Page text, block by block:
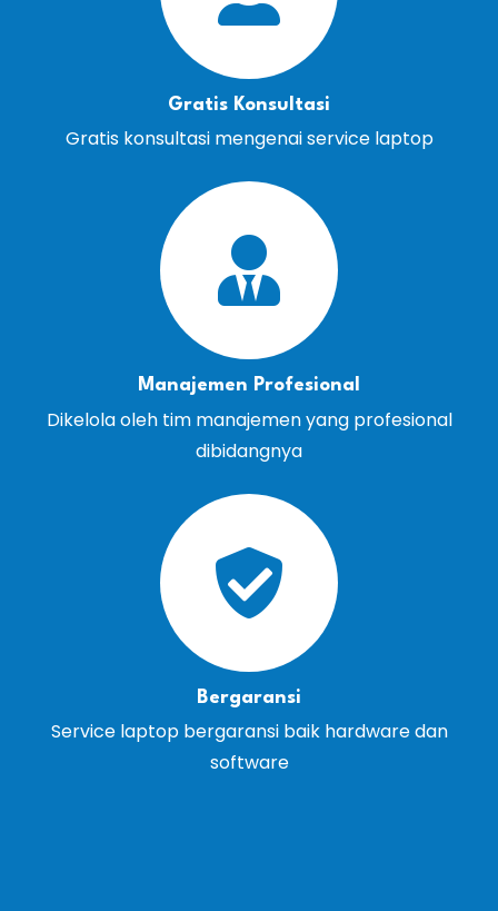
Gratis Konsultasi
Gratis konsultasi mengenai service laptop
Manajemen Profesional
Dikelola oleh tim manajemen yang profesional
dibidangnya
Bergaransi
Service laptop bergaransi baik hardware dan
software